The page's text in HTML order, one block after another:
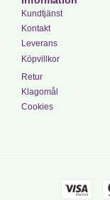
Kundtjänst
Kontakt
Leverans
Köpvillkor
Retur
Klagomål
Cookies